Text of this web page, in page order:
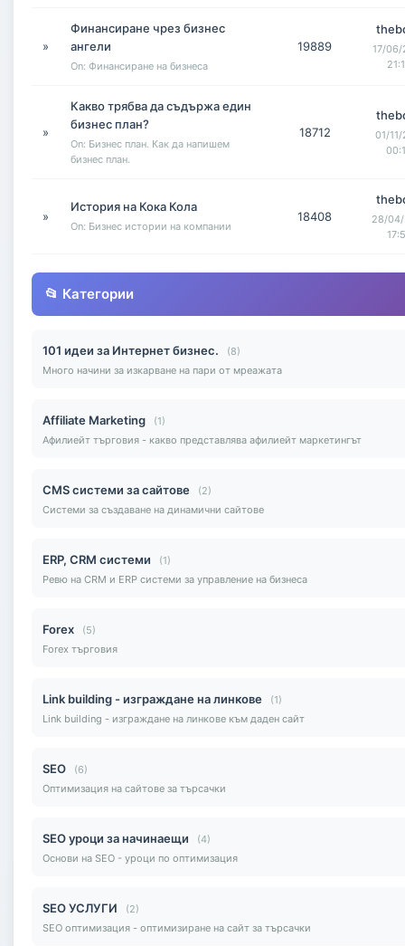
»
Финансиране чрез бизнес
ангели
On: Финансиране на бизнеса
19889
17/06/
»
Какво трябва да съдържа един
бизнес план?
On: Бизнес план. Как да напишем
бизнес план.
18712
01/11/
»
История на Кока Кола
On: Бизнес истории на компании
18408
28/
📂 Категории
101 идеи за Интернет бизнес.
(8)
Много начини за изкарване на пари от мреажата
Affiliate Marketing
(1)
Афилиейт търговия - какво представлява афилиейт маркетингът
CMS системи за сайтове
(2)
Системи за създаване на динамични сайтове
ERP, CRM системи
(1)
Ревю на CRM и ERP системи за управление на бизнеса
Forex
(5)
Forex търговия
Link building - изграждане на линкове
(1)
Link building - изграждане на линкове към даден сайт
SEO
(6)
Оптимизация на сайтове за търсачки
SEO уроци за начинаещи
(4)
Основи на SEO - уроци по оптимизация
SEO УСЛУГИ
(2)
SEO оптимизация - оптимизиране на сайт за търсачки